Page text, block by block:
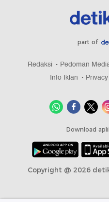
part of
Redaksi Pedoman
Info Iklan
Download
Copyright @ 2026